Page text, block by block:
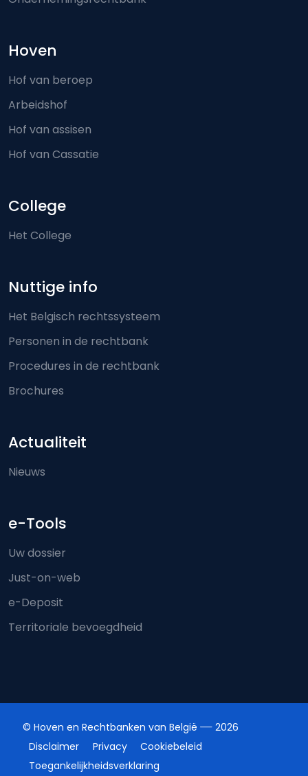
Hoven
Hof van beroep
Arbeidshof
Hof van assisen
Hof van Cassatie
College
Het College
Nuttige info
Het Belgisch rechtssysteem
Personen in de rechtbank
Procedures in de rechtbank
Brochures
Actualiteit
Nieuws
e-Tools
Uw dossier
Just-on-web
e-Deposit
Territoriale bevoegdheid
© Hoven en Rechtbanken van België
2026
Disclaimer
Privacy
Cookiebeleid
Toegankelijkheidsverklaring